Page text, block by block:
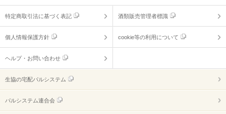
特定商取引法に基づく表記 酒類販売管理者標識
個人情報保護方針 cookie等の利用について
ヘルプ・お問い合わせ
生協の宅配パルシステム
パルシステム連合会